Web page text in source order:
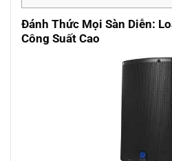
Đánh Thức Mọi Sàn Diễn:
Công Suất Cao